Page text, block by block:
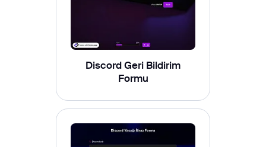
Discord Geri Bildirim
Formu